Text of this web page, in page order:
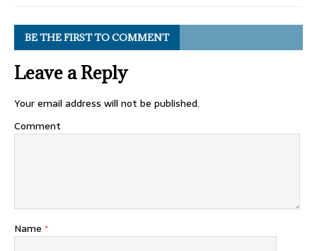
BE THE FIRST TO COMMENT
Leave a Reply
Your email address will not be published.
Comment
Name *